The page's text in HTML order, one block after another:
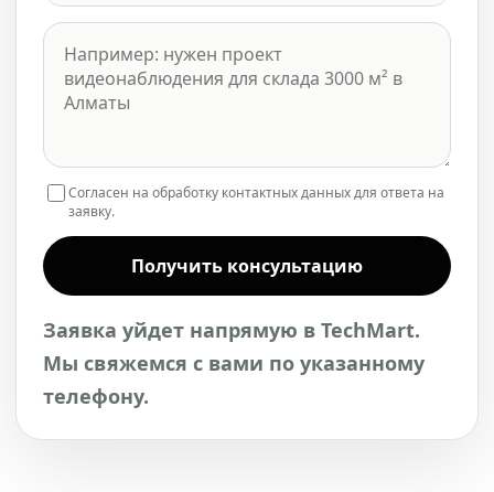
Согласен на обработку контактных данных для ответа на
заявку.
Получить консультацию
Заявка уйдет напрямую в TechMart.
Мы свяжемся с вами по указанному
телефону.